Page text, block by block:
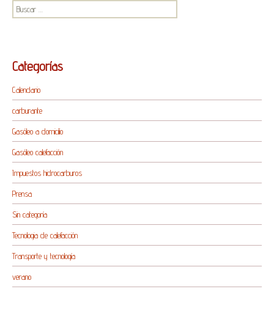
Buscar:
Categorías
Calendario
carburante
Gasóleo a domicilio
Gasóleo calefacción
Impuestos hidrocarburos
Prensa
Sin categoría
Tecnologia de calefacción
Transporte y tecnología
verano